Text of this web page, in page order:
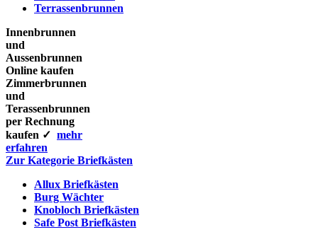
Terrassenbrunnen
Innenbrunnen
und
Aussenbrunnen
Online kaufen
Zimmerbrunnen
und
Terassenbrunnen
per Rechnung
kaufen ✓ mehr
erfahren
Zur Kategorie Briefkästen
Allux Briefkästen
Burg Wächter
Knobloch Briefkästen
Safe Post Briefkästen